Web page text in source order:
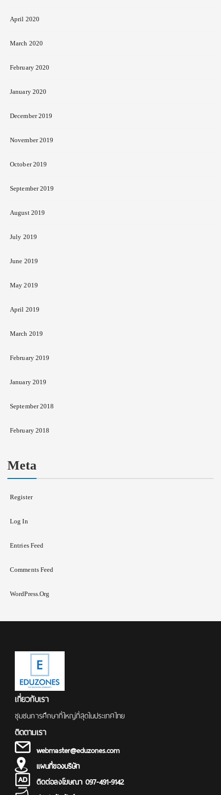
April 2020
March 2020
February 2020
January 2020
December 2019
November 2019
October 2019
September 2019
August 2019
July 2019
June 2019
May 2019
April 2019
March 2019
February 2019
January 2019
September 2018
February 2018
Meta
Register
Log In
Entries Feed
Comments Feed
WordPress.org
เกี่ยวกับเรา
ชุมชนการศึกษาที่ใหญ่ที่สุดในประเทศไทย
ติดตามเรา
webmaster@eduzones.com
แผนที่ของบริษัท
ติดต่อลงโฆษณา 097-491-9142